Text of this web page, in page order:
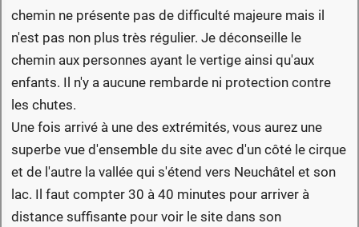
chemin ne présente pas de difficulté majeure mais il
n'est pas non plus très régulier. Je déconseille le
chemin aux personnes ayant le vertige ainsi qu'aux
enfants. Il n'y a aucune rembarde ni protection contre
les chutes.
Une fois arrivé à une des extrémités, vous aurez une
superbe vue d'ensemble du site avec d'un côté le cirque
et de l'autre la vallée qui s'étend vers Neuchâtel et son
lac. Il faut compter 30 à 40 minutes pour arriver à
distance suffisante pour voir le site dans son